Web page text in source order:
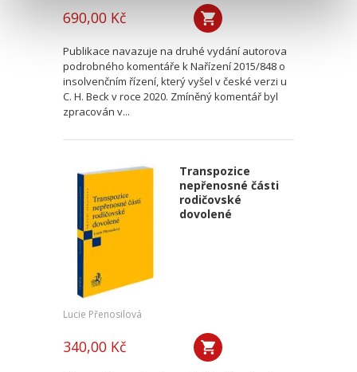
690,00 Kč
Publikace navazuje na druhé vydání autorova
podrobného komentáře k Nařízení 2015/848 o
insolvenčním řízení, který vyšel v české verzi u
C. H. Beck v roce 2020. Zmíněný komentář byl
zpracován v...
Transpozice
nepřenosné části
rodičovské
dovolené
Lucie Přenosilová
340,00 Kč